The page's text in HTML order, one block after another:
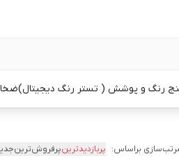
رنگ و پوشش ( تستر رنگ دیجیتال)
براساس: پربازدیدترینپرفروش‌ترین